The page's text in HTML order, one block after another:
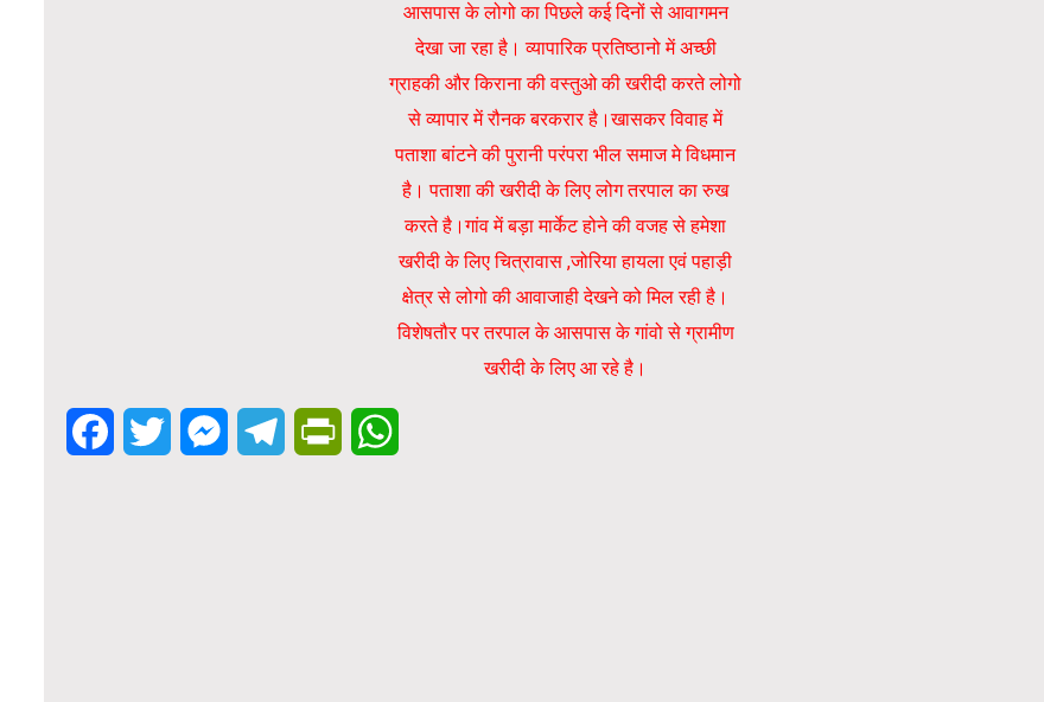
आसपास के लोगो का पिछले कई दिनों से आवागमन
देखा जा रहा है। व्यापारिक प्रतिष्ठानो में अच्छी
ग्राहकी और किराना की वस्तुओ की खरीदी करते लोगो
से व्यापार में रौनक बरकरार है।खासकर विवाह में
पताशा बांटने की पुरानी परंपरा भील समाज मे विधमान
है। पताशा की खरीदी के लिए लोग तरपाल का रुख
करते है।गांव में बड़ा मार्केट होने की वजह से हमेशा
खरीदी के लिए चित्रावास ,जोरिया हायला एवं पहाड़ी
क्षेत्र से लोगो की आवाजाही देखने को मिल रही है।
विशेषतौर पर तरपाल के आसपास के गांवो से ग्रामीण
खरीदी के लिए आ रहे है।
FacebookTwitter MessengerTelegramPrintFriendly